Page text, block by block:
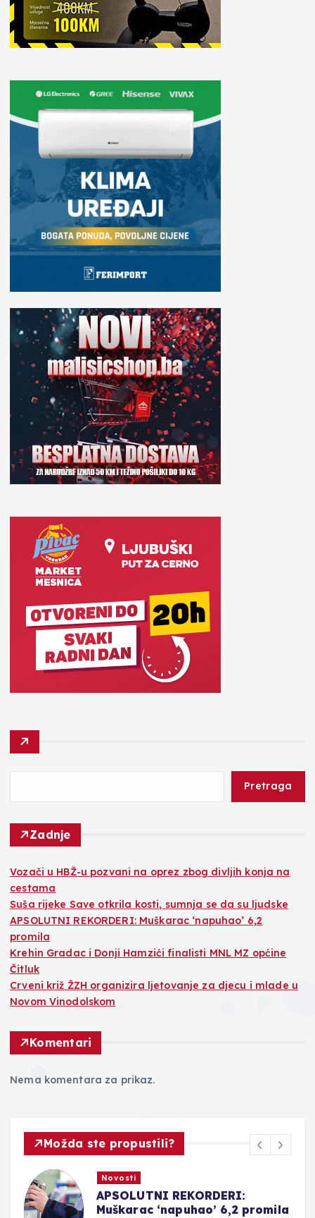
Pretraga
Zadnje
Vozači u HBŽ-u pozvani na oprez zbog divljih konja na
cestama
Suša rijeke Save otkrila kosti, sumnja se da su ljudske
APSOLUTNI REKORDERI: Muškarac ‘napuhao’ 6,2
promila
Krehin Gradac i Donji Hamzići finalisti MNL MZ općine
Čitluk
Crveni križ ŽZH organizira ljetovanje za djecu i mlade u
Novom Vinodolskom
Komentari
Nema komentara za prikaz.
Možda ste propustili?
Novosti
Krehin Gradac i Donji Hamzići
finalisti MNL MZ općine Čitluk